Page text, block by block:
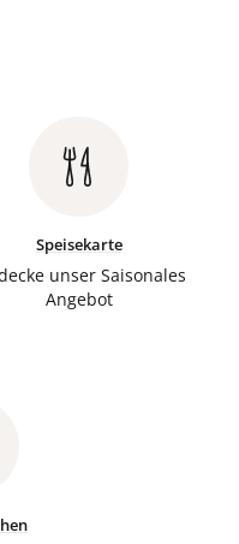
Speisekarte
unser Saisonales
Angebot